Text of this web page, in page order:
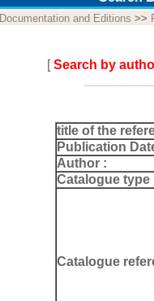
Documentation and Editions >>
[Search by
title of the
Publication
Author :
Catalogue type
Catalogue